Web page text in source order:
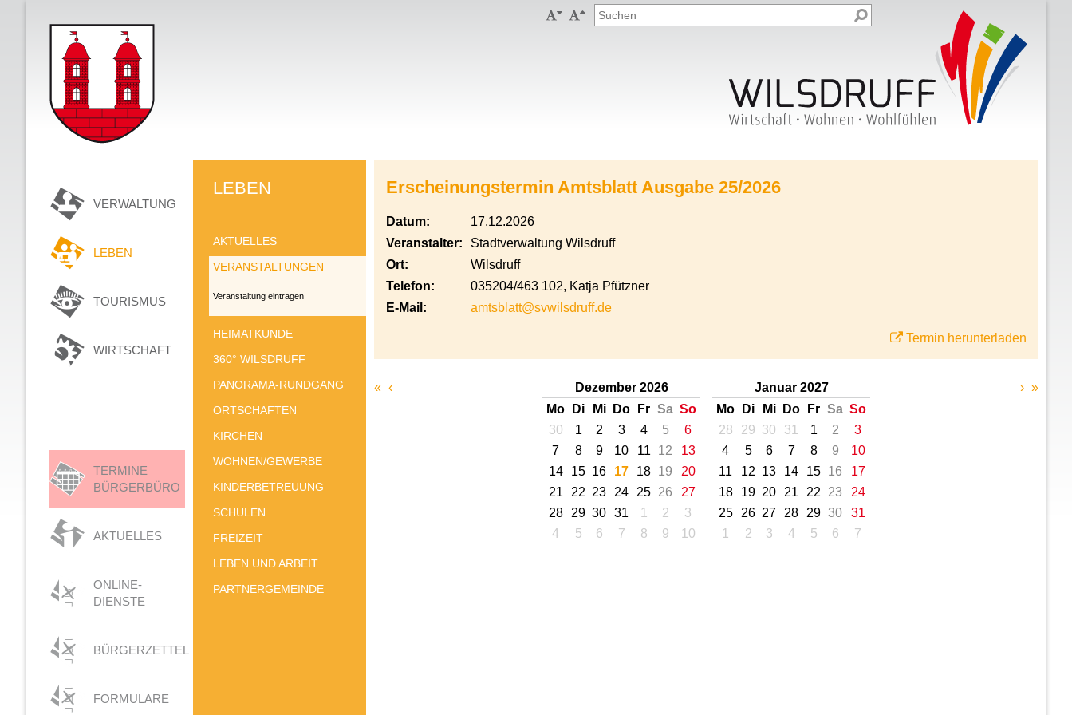
 
VERWALTUNG
LEBEN
TOURISMUS
WIRTSCHAFT
TERMINE
BÜRGERBÜRO
AKTUELLES
ONLINE-
DIENSTE
BÜRGERZETTEL
FORMULARE
LEBEN
AKTUELLES
VERANSTALTUNGEN
Veranstaltung eintragen
HEIMATKUNDE
360° WILSDRUFF
PANORAMA-RUNDGANG
ORTSCHAFTEN
KIRCHEN
WOHNEN/GEWERBE
KINDERBETREUUNG
SCHULEN
FREIZEIT
LEBEN UND ARBEIT
PARTNERGEMEINDE
Erscheinungstermin Amtsblatt Ausgabe 25/2026
Datum:
17.12.2026
Veranstalter:
Stadtverwaltung Wilsdruff
Ort:
Wilsdruff
Telefon:
035204/463 102, Katja Pfützner
E-Mail:
amtsblatt@svwilsdruff.de
Termin herunterladen
« ‹
Dezember 2026
Mo
Di Mi Do Fr Sa So
30
1 2 3 4 5
6
7
8 9 10 11 12
13
14
15 16 17 18 19
20
21
22 23 24 25 26
27
28
29 30 31 1 2
3
4
5 6 7 8 9 10
Januar 2027
Mo
Di Mi Do Fr Sa So
28
29 30 31 1 2
3
4
5 6 7 8 9
10
11
12 13 14 15 16
17
18
19 20 21 22 23
24
25
26 27 28 29 30
31
1
2 3 4 5 6 7
› »